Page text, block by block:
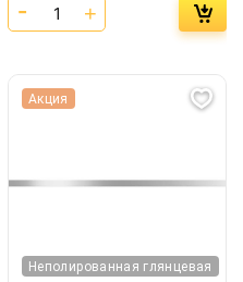
Акция
Неполированная глянцевая